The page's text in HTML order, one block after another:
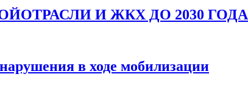
И ЖКХ ДО 2030 ГОДА
в ходе мобилизации